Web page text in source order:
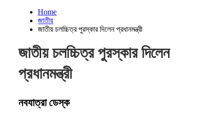
Home
জাতীয়
জাতীয় চলচ্চিত্র পুরস্কার দিলেন প্রধানমন্ত্রী
জাতীয় চলচ্চিত্র পুরস্কার দিলেন
প্রধানমন্ত্রী
নবযাত্রা ডেস্ক